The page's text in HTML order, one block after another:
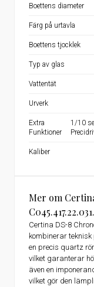
Mer om
Certina DS-8
kombinerar
en precis quartz
vilket garanterar
även en
vilket gör den
Boettens diameter
Färg på urtavla
Boettens tjocklek
Typ av glas
Vattentät
Urverk
Extra
Funktioner
1/10
Kaliber